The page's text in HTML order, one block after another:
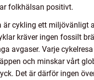
folkhälsan positivt.
är cykling ett miljövänligt
kräver ingen fossilt
avgaser. Varje
och minskar vårt
Det är därför ingen